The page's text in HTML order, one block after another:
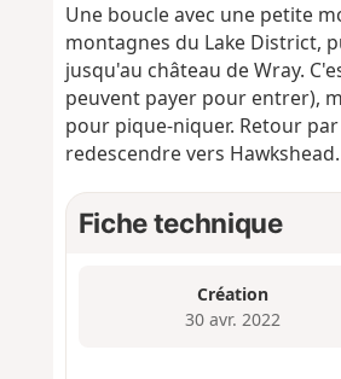
Une boucle avec une petite
montagnes du Lake District,
jusqu'au château de Wray.
peuvent payer pour entrer),
pour pique-niquer. Retour
redescendre vers Hawkshead.
Fiche technique
Création
30 avr. 2022